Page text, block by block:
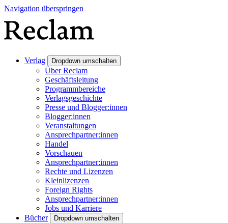
Navigation überspringen
Verlag Dropdown umschalten
Über Reclam
Geschäftsleitung
Programmbereiche
Verlagsgeschichte
Presse und Blogger:innen
Blogger:innen
Veranstaltungen
Ansprechpartner:innen
Handel
Vorschauen
Ansprechpartner:innen
Rechte und Lizenzen
Kleinlizenzen
Foreign Rights
Ansprechpartner:innen
Jobs und Karriere
Bücher
Dropdown umschalten